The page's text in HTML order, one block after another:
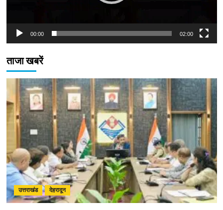
00:00 02:00
ताजा खबरें
उत्तराखंड देहरादून